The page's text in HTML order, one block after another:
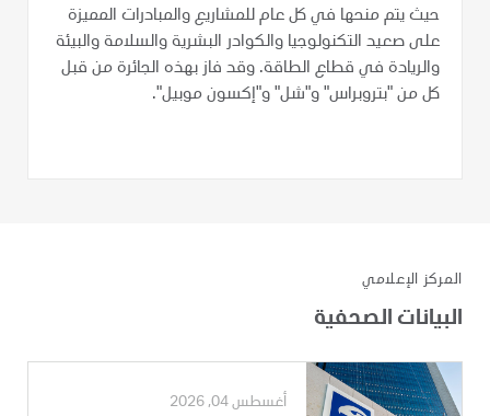
حيث يتم منحها في كل عام للمشاريع والمبادرات المميزة
على صعيد التكنولوجيا والكوادر البشرية والسلامة والبيئة
والريادة في قطاع الطاقة. وقد فاز بهذه الجائرة من قبل
كل من "بتروبراس" و"شل" و"إكسون موبيل".
المركز الإعلامي
البيانات الصحفية
أغسطس 04, 2026